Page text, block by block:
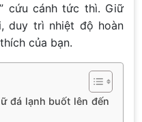
cứu cánh tức thì. Giữ
duy trì nhiệt độ hoàn
của bạn.
đá lạnh buốt lên đến